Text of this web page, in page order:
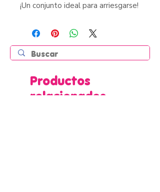
¡Un conjunto ideal para arriesgarse!
Productos
relacionados